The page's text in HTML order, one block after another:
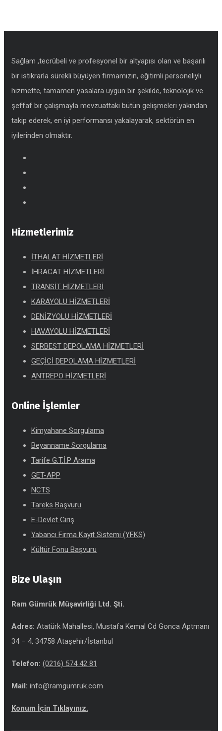
Sağlam ,tecrübeli ve profesyonel bir altyapısı olan ve başarılı
bir istikrarla sürekli büyüyen firmamızın, eğitimli personeliylı
hizmette, tamamen yasalara uygun bir şekilde, teknolojik ve
şeffaf bir çalışmayla mevzuattaki bütün gelişmeleri yakından
takip ederek, en iyi performansı yakalayarak, sektörün en
iyilerinden olmaktır.
Hizmetlerimiz
İTHALAT HİZMETLERİ
İHRACAT HİZMETLERİ
TRANSİT HİZMETLERİ
KARAYOLU HİZMETLERİ
DENİZYOLU HİZMETLERİ
HAVAYOLU HİZMETLERİ
SERBEST DEPOLAMA HİZMETLERİ
GEÇİCİ DEPOLAMA HİZMETLERİ
ANTREPO HİZMETLERİ
Online İşlemler
Kimyahane Sorgulama
Beyanname Sorgulama
Tarife G.T.İ.P Arama
GET-APP
NCTS
Tareks Başvuru
E-Devlet Giriş
Yabancı Firma Kayıt Sistemi (YFKS)
Kültür Fonu Başvuru
Bize Ulaşın
Ram Gümrük Müşavirliği Ltd. Şti.
Adres: Atatürk Mahallesi, Mustafa Kemal Cd Gonca Aptmanı
34 – 4, 34758 Ataşehir/İstanbul
Telefon: (0216) 574 42 81
Mail: info@ramgumruk.com
Konum İçin Tıklayınız.